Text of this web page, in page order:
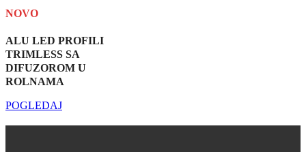
NOVO
ALU LED PROFILI
TRIMLESS SA
DIFUZOROM U
ROLNAMA
POGLEDAJ